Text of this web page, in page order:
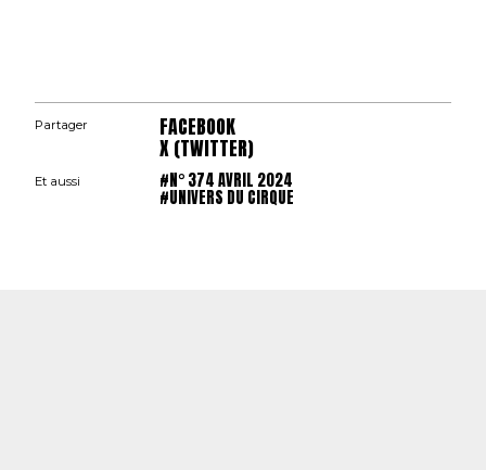
Partager FACEBOOK
X (TWITTER)
Et aussi #N° 374 AVRIL 2024
#UNIVERS DU CIRQUE